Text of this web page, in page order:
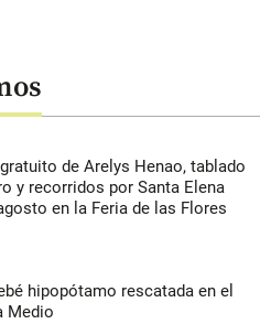
de Arelys Henao, tablado
y recorridos por Santa Elena
en la Feria de las Flores
hipopótamo rescatada en el
Medio